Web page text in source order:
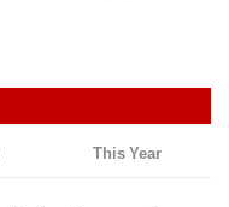
This Year